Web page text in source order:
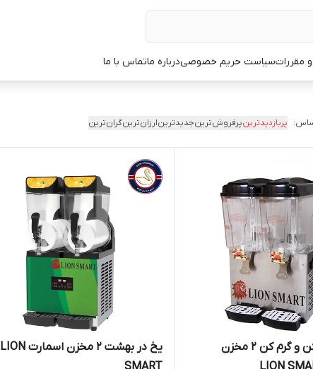
مقرراتسیاست حریم خصوصیدرباره ماتماس با ما
پربازدیدترینپرفروش‌ترینجدیدترینارزان‌ترینگران‌ترین
شربت سردکن و گرم کن 2 مخزن
یخ در بهشت 2 مخزن اسمارت LION